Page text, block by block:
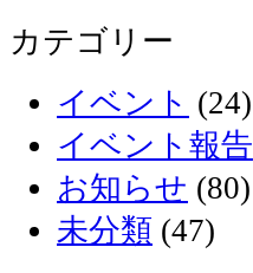
カテゴリー
イベント (24)
イベント報告
お知らせ (80)
未分類 (47)